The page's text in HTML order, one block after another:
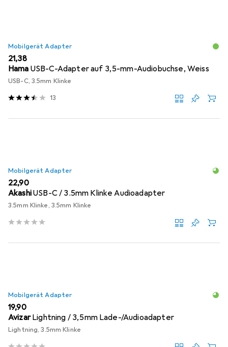
Mobilgerät Adapter
EUR
21,38
Hama USB-C-Adapter auf 3,5-mm-Audiobuchse, Weiss
USB-C, 3.5mm Klinke
13
Mobilgerät Adapter
EUR
22,90
AkashiUSB-C / 3.5mm Klinke Audioadapter
3.5mm Klinke, 3.5mm Klinke
Mobilgerät Adapter
EUR
19,90
Avizar Lightning / 3,5mm Lade-/Audioadapter
Lightning, 3.5mm Klinke